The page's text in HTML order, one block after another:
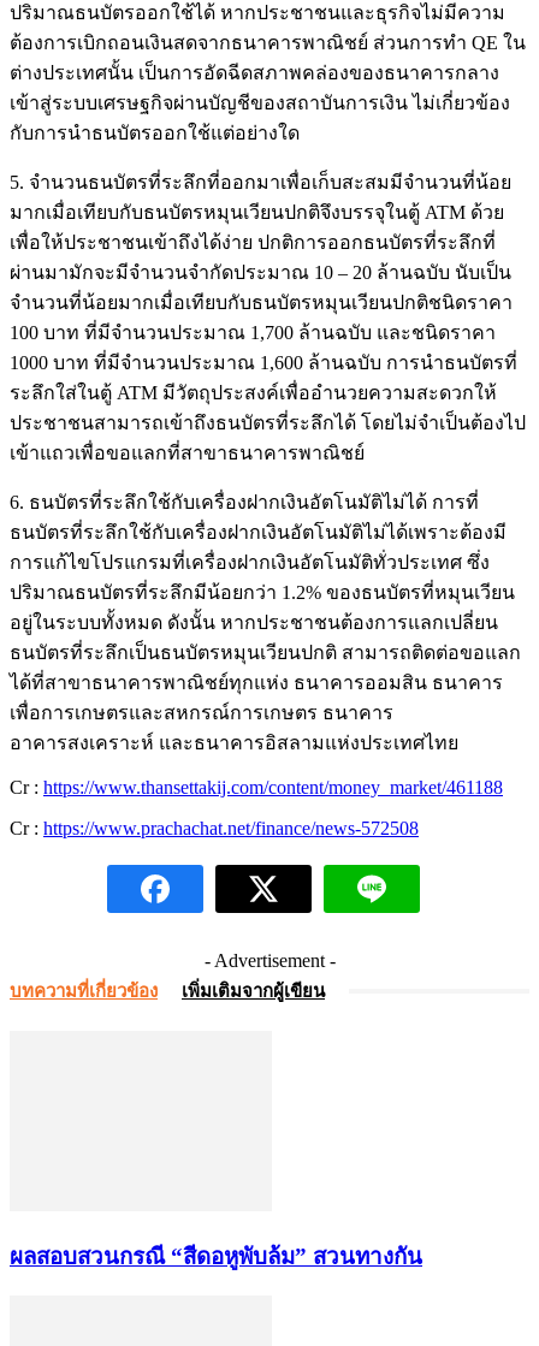
ปริมาณธนบัตรออกใช้ได้ หากประชาชนและธุรกิจไม่มีความ
ต้องการเบิกถอนเงินสดจากธนาคารพาณิชย์ ส่วนการทำ QE ใน
ต่างประเทศนั้น เป็นการอัดฉีดสภาพคล่องของธนาคารกลาง
เข้าสู่ระบบเศรษฐกิจผ่านบัญชีของสถาบันการเงิน ไม่เกี่ยวข้อง
กับการนำธนบัตรออกใช้แต่อย่างใด
5. จำนวนธนบัตรที่ระลึกที่ออกมาเพื่อเก็บสะสมมีจำนวนที่น้อย
มากเมื่อเทียบกับธนบัตรหมุนเวียนปกติจึงบรรจุในตู้ ATM ด้วย
เพื่อให้ประชาชนเข้าถึงได้ง่าย ปกติการออกธนบัตรที่ระลึกที่
ผ่านมามักจะมีจำนวนจำกัดประมาณ 10 – 20 ล้านฉบับ นับเป็น
จำนวนที่น้อยมากเมื่อเทียบกับธนบัตรหมุนเวียนปกติชนิดราคา
100 บาท ที่มีจำนวนประมาณ 1,700 ล้านฉบับ และชนิดราคา
1000 บาท ที่มีจำนวนประมาณ 1,600 ล้านฉบับ การนำธนบัตรที่
ระลึกใส่ในตู้ ATM มีวัตถุประสงค์เพื่ออำนวยความสะดวกให้
ประชาชนสามารถเข้าถึงธนบัตรที่ระลึกได้ โดยไม่จำเป็นต้องไป
เข้าแถวเพื่อขอแลกที่สาขาธนาคารพาณิชย์
6. ธนบัตรที่ระลึกใช้กับเครื่องฝากเงินอัตโนมัติไม่ได้ การที่
ธนบัตรที่ระลึกใช้กับเครื่องฝากเงินอัตโนมัติไม่ได้เพราะต้องมี
การแก้ไขโปรแกรมที่เครื่องฝากเงินอัตโนมัติทั่วประเทศ ซึ่ง
ปริมาณธนบัตรที่ระลึกมีน้อยกว่า 1.2% ของธนบัตรที่หมุนเวียน
อยู่ในระบบทั้งหมด ดังนั้น หากประชาชนต้องการแลกเปลี่ยน
ธนบัตรที่ระลึกเป็นธนบัตรหมุนเวียนปกติ สามารถติดต่อขอแลก
ได้ที่สาขาธนาคารพาณิชย์ทุกแห่ง ธนาคารออมสิน ธนาคาร
เพื่อการเกษตรและสหกรณ์การเกษตร ธนาคาร
อาคารสงเคราะห์ และธนาคารอิสลามแห่งประเทศไทย
Cr : https://www.thansettakij.com/content/money_market/461188
Cr : https://www.prachachat.net/finance/news-572508
- Advertisement -
บทความที่เกี่ยวข้อง เพิ่มเติมจากผู้เขียน
ผลสอบสวนกรณี “สีดอหูพับล้ม” สวนทางกัน